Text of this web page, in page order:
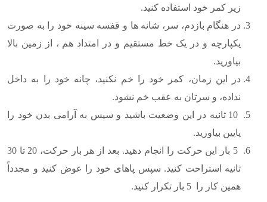
زیر کمر خود استفاده کنید.
در هنگام بازدم، سر، شانه ها و قفسه سینه خود را به صورت
یکپارچه و در یک خط مستقیم و در امتداد هم ، از زمین بالا
بیاورید.
در این زمان، کمر خود را خم نکنید، چانه خود را به داخل
نداده، و سرتان به عقب خم نشود.
10 ثانیه در این وضعیت باشید و سپس به آرامی بدن خود را
پایین بیاورید.
5 بار این حرکت را انجام دهید. بعد از هر بار حرکت، 20 تا 30
ثانیه استراحت کنید. سپس پاهای خود را عوض کنید و مجدداً
همین کار را 5 بار تکرار کنید.